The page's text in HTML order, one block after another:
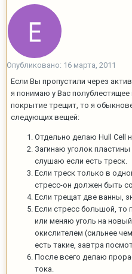
Опубликовано: 16 марта, 2011
Если Вы пропустили через
я понимаю у Вас
покрытие трещит, то я
следующих вещей:
Отдельно делаю Hull Cell
Загинаю уголок
слушаю если есть треск.
Если треск только в
стресс-он должен быть
Если трещат две ванны,
Если стресс большой, то
или меняю уголь на
окислителем (сильнее
есть такие, завтра
После всего делаю
тока.